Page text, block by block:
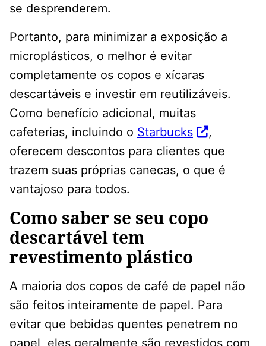
se desprenderem.
Portanto, para minimizar a exposição a
microplásticos, o melhor é evitar
completamente os copos e xícaras
descartáveis ​​e investir em reutilizáveis.
Como benefício adicional, muitas
cafeterias, incluindo o Starbucks
,
oferecem descontos para clientes que
trazem suas próprias canecas, o que é
vantajoso para todos.
Como saber se seu copo
descartável tem
revestimento plástico
A maioria dos copos de café de papel não
são feitos inteiramente de papel. Para
evitar que bebidas quentes penetrem no